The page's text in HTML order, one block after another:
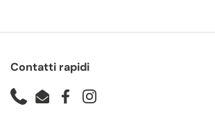
Contatti rapidi
PhoneEmailFacebookInstagram